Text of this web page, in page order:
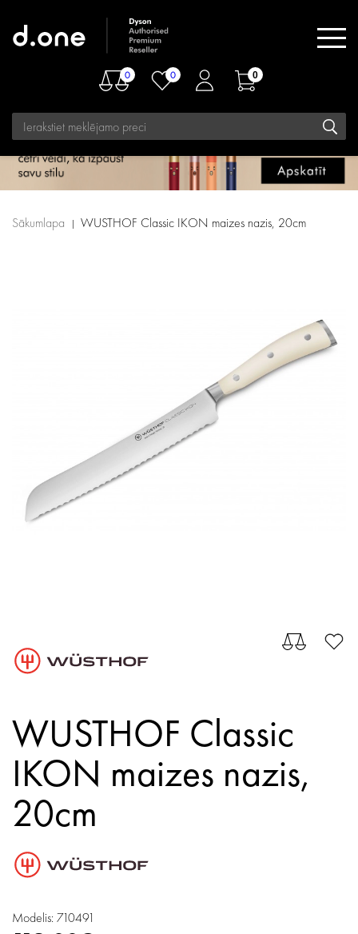
0 0 0
Sākumlapa WUSTHOF Classic IKON maizes nazis, 20cm
WUSTHOF Classic
IKON maizes nazis,
20cm
Modelis: 710491